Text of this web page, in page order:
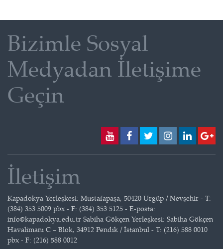
Bizimle Sosyal
Medyadan İletişime
Geçin
İletişim
Kapadokya Yerleşkesi: Mustafapaşa, 50420 Ürgüp / Nevşehir - T:
(384) 353 5009 pbx - F: (384) 353 5125 - E-posta:
info@kapadokya.edu.tr Sabiha Gökçen Yerleşkesi: Sabiha Gökçen
Havalimanı C – Blok, 34912 Pendik / İstanbul - T: (216) 588 0010
pbx - F: (216) 588 0012